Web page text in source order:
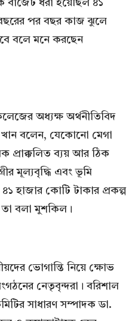
বাজেট ধরা হয়েছিল ৪১
পর বছর কাজ ঝুলে
বলে মনে করছেন
অধ্যক্ষ অর্থনীতিবিদ
বলেন, যেকোনো মেগা
প্রাক্কলিত ব্যয় আর ঠিক
মূল্যবৃদ্ধি এবং ভূমি
হাজার কোটি টাকার প্রকল্প
তা বলা মুশকিল।
ভোগান্তি নিয়ে ক্ষোভ
নেতৃবৃন্দরা। বরিশাল
সাধারণ সম্পাদক ডা.